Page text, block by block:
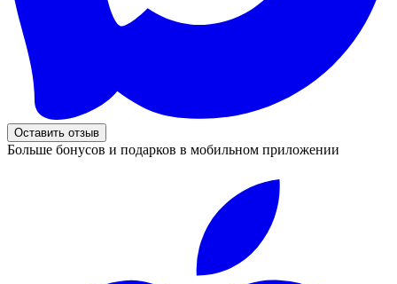
Оставить отзыв
Больше бонусов и подарков в мобильном приложении